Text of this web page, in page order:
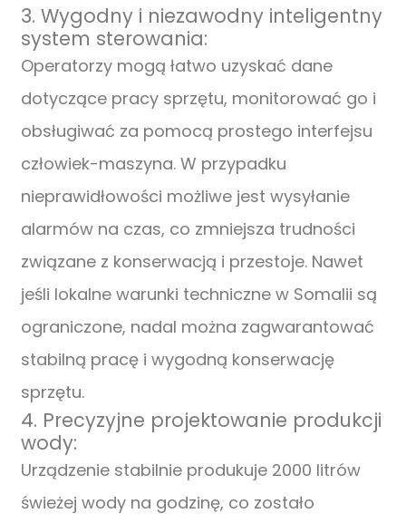
3. Wygodny i niezawodny inteligentny
system sterowania:
Operatorzy mogą łatwo uzyskać dane
dotyczące pracy sprzętu, monitorować go i
obsługiwać za pomocą prostego interfejsu
człowiek-maszyna. W przypadku
nieprawidłowości możliwe jest wysyłanie
alarmów na czas, co zmniejsza trudności
związane z konserwacją i przestoje. Nawet
jeśli lokalne warunki techniczne w Somalii są
ograniczone, nadal można zagwarantować
stabilną pracę i wygodną konserwację
sprzętu.
4. Precyzyjne projektowanie produkcji
wody:
Urządzenie stabilnie produkuje 2000 litrów
świeżej wody na godzinę, co zostało